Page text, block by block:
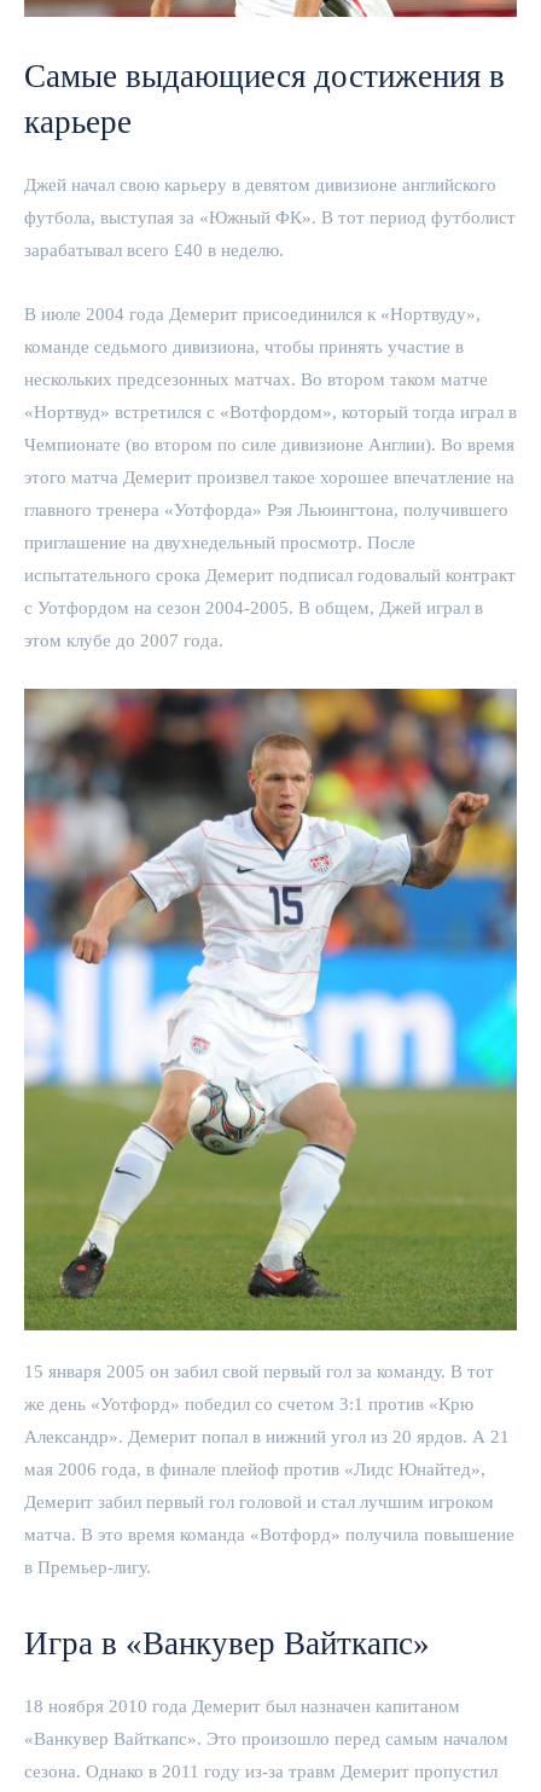
Самые выдающиеся достижения в
карьере
Джей начал свою карьеру в девятом дивизионе английского
футбола, выступая за «Южный ФК». В тот период футболист
зарабатывал всего £40 в неделю.
В июле 2004 года Демерит присоединился к «Нортвуду»,
команде седьмого дивизиона, чтобы принять участие в
нескольких предсезонных матчах. Во втором таком матче
«Нортвуд» встретился с «Вотфордом», который тогда играл в
Чемпионате (во втором по силе дивизионе Англии). Во время
этого матча Демерит произвел такое хорошее впечатление на
главного тренера «Уотфорда» Рэя Льюингтона, получившего
приглашение на двухнедельный просмотр. После
испытательного срока Демерит подписал годовалый контракт
с Уотфордом на сезон 2004-2005. В общем, Джей играл в
этом клубе до 2007 года.
15 января 2005 он забил свой первый гол за команду. В тот
же день «Уотфорд» победил со счетом 3:1 против «Крю
Александр». Демерит попал в нижний угол из 20 ярдов. А 21
мая 2006 года, в финале плейоф против «Лидс Юнайтед»,
Демерит забил первый гол головой и стал лучшим игроком
матча. В это время команда «Вотфорд» получила повышение
в Премьер-лигу.
Игра в «Ванкувер Вайткапс»
18 ноября 2010 года Демерит был назначен капитаном
«Ванкувер Вайткапс». Это произошло перед самым началом
сезона. Однако в 2011 году из-за травм Демерит пропустил